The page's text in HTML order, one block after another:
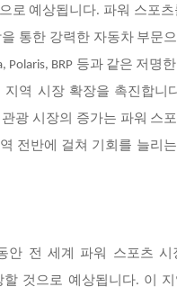
로 예상됩니다. 파워 스포츠
통한 강력한 자동차 부문
Polaris, BRP 등과 같은 저명
역 시장 확장을 촉진합니
광 시장의 증가는 파워 스
전반에 걸쳐 기회를 늘리
안 전 세계 파워 스포츠 시
할 것으로 예상됩니다. 이